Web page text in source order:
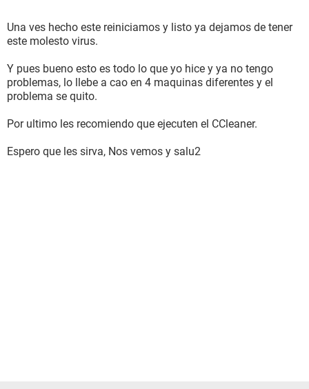
Una ves hecho este reiniciamos y listo ya dejamos de tener
este molesto virus.
Y pues bueno esto es todo lo que yo hice y ya no tengo
problemas, lo llebe a cao en 4 maquinas diferentes y el
problema se quito.
Por ultimo les recomiendo que ejecuten el CCleaner.
Espero que les sirva, Nos vemos y salu2